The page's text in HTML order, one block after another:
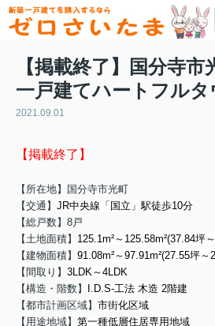
【掲載終了】国分寺
一戸建てハートフルタ
2021.09.01
【掲載終了】
【所在地】国分寺市光町
【交通】 JR中央線「国立」駅徒歩10分
【総戸数】8戸
【土地面積】 125.1m²～125.58m²(37.84坪
【建物面積】 91.08m²～97.91m²(27.55坪～
【間取り】 3LDK～4LDK
【構造・階数】
I.D.S-工法 木造 2階建
【都市計画区域】 市街化区域
【用途地域】 第一種低層住居専用地域